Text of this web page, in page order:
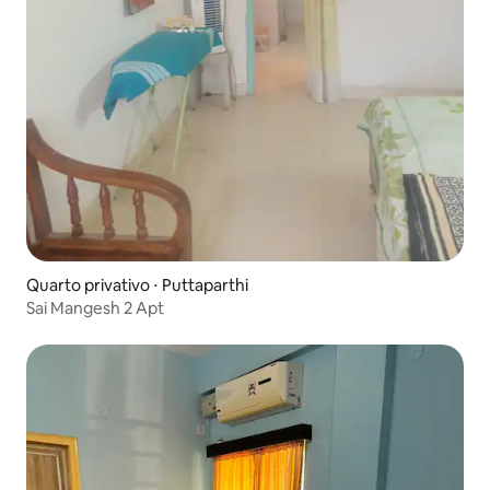
Quarto privativo ⋅ Puttaparthi
Sai Mangesh 2 Apt